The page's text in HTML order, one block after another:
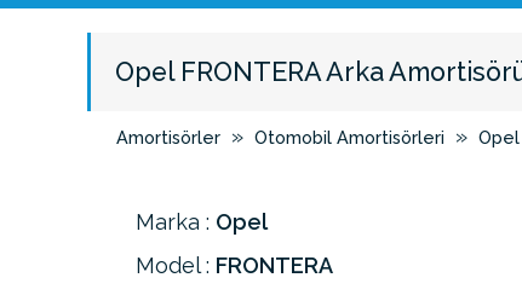
Opel FRONTERA Arka
Amortisörler » Otomobil Amortisörleri » Opel
Marka : Opel
Model : FRONTERA